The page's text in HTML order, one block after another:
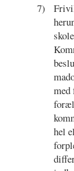
7)
hel